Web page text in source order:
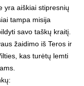
yra aiškiai stipresnių
tampa misija
savo taškų kraitį.
žaidimo iš Teros ir
kas turėtų lemti